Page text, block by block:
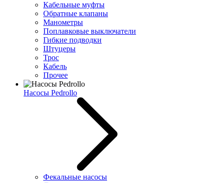
Кабельные муфты
Обратные клапаны
Манометры
Поплавковые выключатели
Гибкие подводки
Штуцеры
Трос
Кабель
Прочее
Насосы Pedrollo
Фекальные насосы